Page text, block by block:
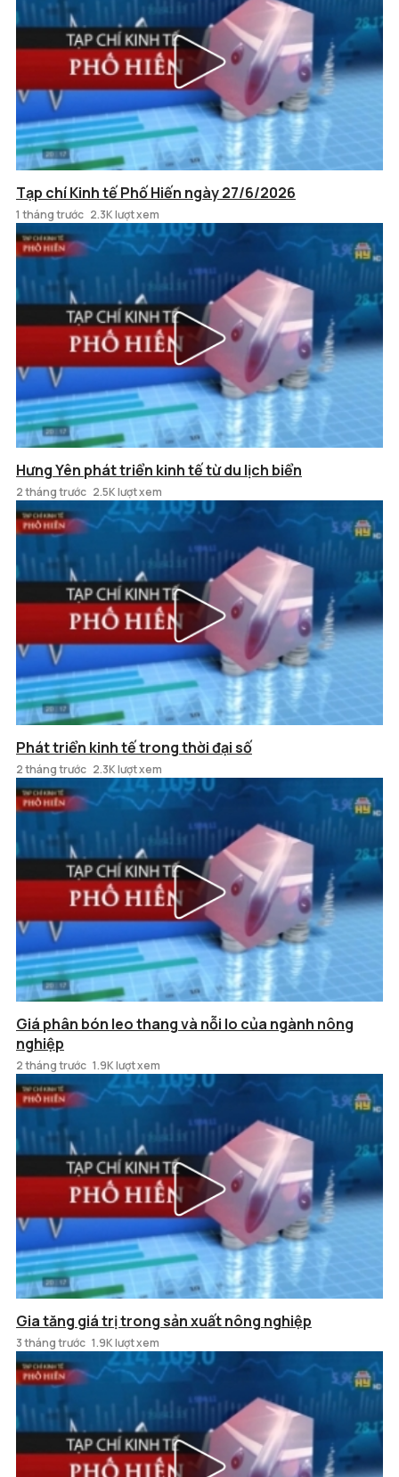
Tạp chí Kinh tế Phố Hiến ngày 27/6/2026
1 tháng trước 2.3K lượt xem
Hưng Yên phát triển kinh tế từ du lịch biển
2 tháng trước 2.5K lượt xem
Phát triển kinh tế trong thời đại số
2 tháng trước 2.3K lượt xem
Giá phân bón leo thang và nỗi lo của ngành nông
nghiệp
2 tháng trước 1.9K lượt xem
Gia tăng giá trị trong sản xuất nông nghiệp
3 tháng trước 1.9K lượt xem